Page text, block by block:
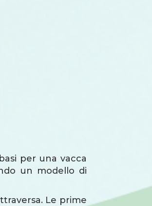
per una vacca
un modello di
Le prime